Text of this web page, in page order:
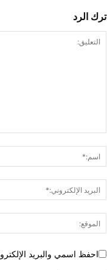
ترك الرد
احفظ اسمي والبريد